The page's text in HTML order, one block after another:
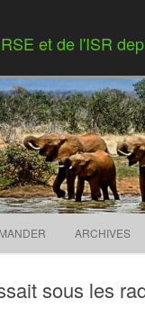
et de l'ISR
ARCHIVES
sous les